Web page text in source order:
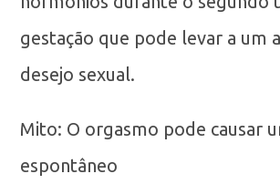
gestação que pode levar a um
desejo sexual.
Mito: O orgasmo pode causar
espontâneo